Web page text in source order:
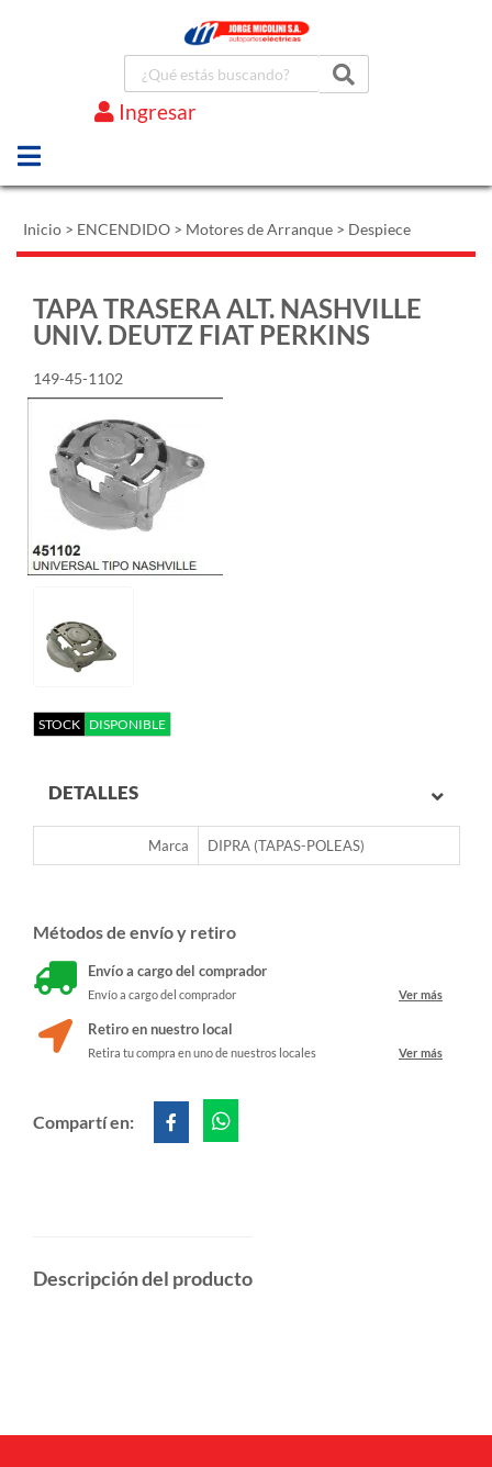
Ingresar
Inicio > ENCENDIDO > Motores de Arranque > Despiece
TAPA TRASERA ALT. NASHVILLE
UNIV. DEUTZ FIAT PERKINS
149-45-1102
STOCK DISPONIBLE
DETALLES
Marca DIPRA (TAPAS-POLEAS)
Métodos de envío y retiro
Envío a cargo del comprador
Envío a cargo del comprador Ver más
Retiro en nuestro local
Retira tu compra en uno de nuestros locales Ver más
Compartí en:
Descripción del producto